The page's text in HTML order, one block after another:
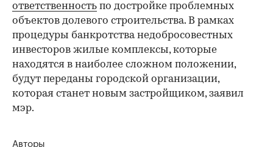
ответственность по достройке проблемных
объектов долевого строительства. В рамках
процедуры банкротства недобросовестных
инвесторов жилые комплексы, которые
находятся в наиболее сложном положении,
будут переданы городской организации,
которая станет новым застройщиком, заявил
мэр.
Авторы